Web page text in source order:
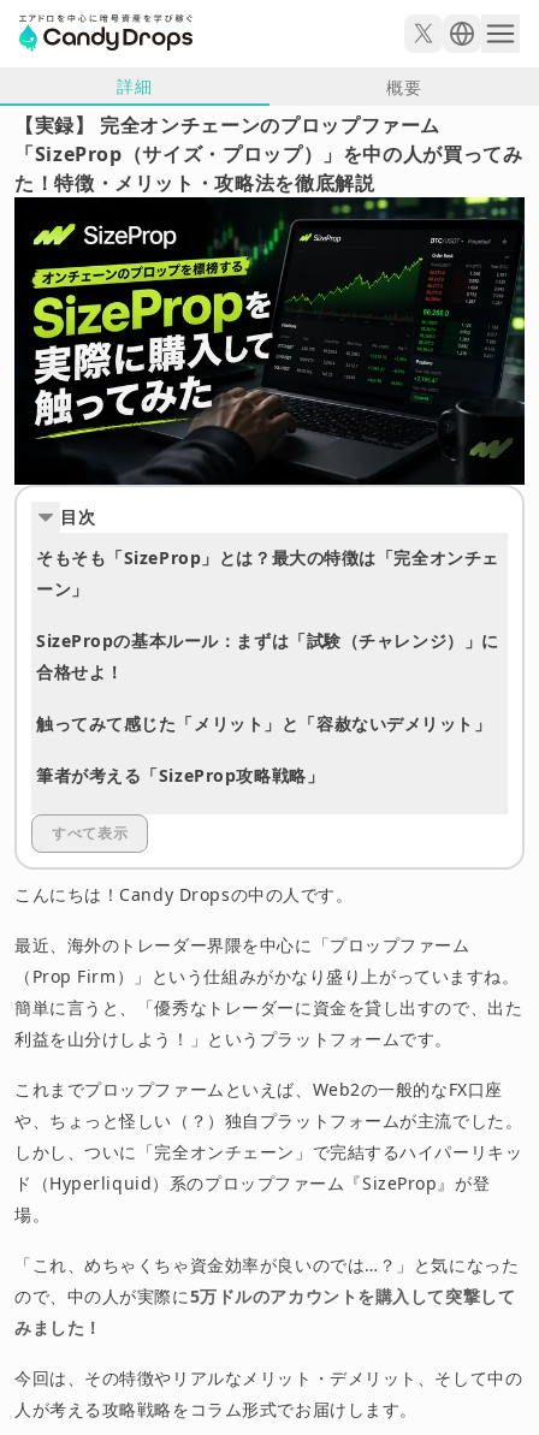
詳細 概要
【実録】 完全オンチェーンのプロップファーム
「SizeProp（サイズ・プロップ）」を中の人が買ってみ
た！特徴・メリット・攻略法を徹底解説
目次
そもそも「SizeProp」とは？最大の特徴は「完全オンチェ
ーン」
SizePropの基本ルール：まずは「試験（チャレンジ）」に
合格せよ！
触ってみて感じた「メリット」と「容赦ないデメリット」
筆者が考える「SizeProp攻略戦略」
まとめ：どんな人におすすめ？
すべて表示
こんにちは！Candy Dropsの中の人です。
最近、海外のトレーダー界隈を中心に「プロップファーム
（Prop Firm）」という仕組みがかなり盛り上がっていますね。
簡単に言うと、「優秀なトレーダーに資金を貸し出すので、出た
利益を山分けしよう！」というプラットフォームです。
これまでプロップファームといえば、Web2の一般的なFX口座
や、ちょっと怪しい（？）独自プラットフォームが主流でした。
しかし、ついに「完全オンチェーン」で完結するハイパーリキッ
ド（Hyperliquid）系のプロップファーム『SizeProp』が登
場。
「これ、めちゃくちゃ資金効率が良いのでは…？」と気になった
ので、中の人が実際に5万ドルのアカウントを購入して突撃して
みました！
今回は、その特徴やリアルなメリット・デメリット、そして中の
人が考える攻略戦略をコラム形式でお届けします。